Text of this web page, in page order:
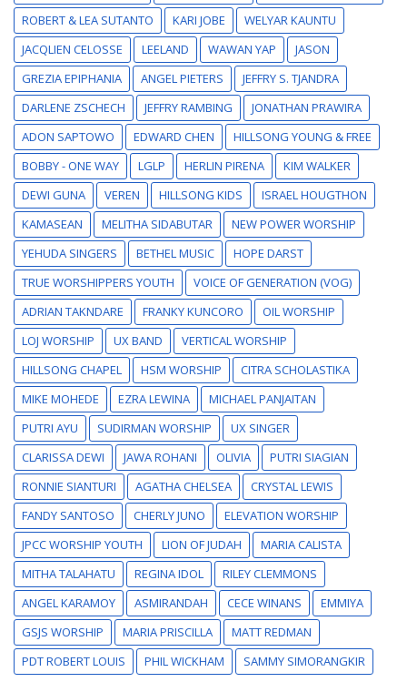
ROBERT & LEA SUTANTO
KARI JOBE
WELYAR KAUNTU
JACQLIEN CELOSSE
LEELAND WAWAN YAP
JASON
GREZIA EPIPHANIA
ANGEL PIETERS
JEFFRY S. TJANDRA
DARLENE ZSCHECH
JEFFRY RAMBING
JONATHAN PRAWIRA
ADON SAPTOWO
EDWARD CHEN
HILLSONG YOUNG & FREE
BOBBY - ONE WAY
LGLP HERLIN PIRENA
KIM WALKER
DEWI GUNA
VEREN HILLSONG KIDS
ISRAEL HOUGTHON
KAMASEAN
MELITHA SIDABUTAR
NEW POWER WORSHIP
YEHUDA SINGERS
BETHEL MUSIC
HOPE DARST
TRUE WORSHIPPERS YOUTH
VOICE OF GENERATION (VOG)
ADRIAN TAKNDARE
FRANKY KUNCORO
OIL WORSHIP
LOJ WORSHIP
UX BAND
VERTICAL WORSHIP
HILLSONG CHAPEL
HSM WORSHIP
CITRA SCHOLASTIKA
MIKE MOHEDE
EZRA LEWINA
MICHAEL PANJAITAN
PUTRI AYU
SUDIRMAN WORSHIP
UX SINGER
CLARISSA DEWI
JAWA ROHANI OLIVIA
PUTRI SIAGIAN
RONNIE SIANTURI
AGATHA CHELSEA
CRYSTAL LEWIS
FANDY SANTOSO
CHERLY JUNO
ELEVATION WORSHIP
JPCC WORSHIP YOUTH
LION OF JUDAH
MARIA CALISTA
MITHA TALAHATU
REGINA IDOL
RILEY CLEMMONS
ANGEL KARAMOY
ASMIRANDAH CECE WINANS
EMMIYA
GSJS WORSHIP
MARIA PRISCILLA
MATT REDMAN
PDT ROBERT LOUIS
PHIL WICKHAM SAMMY SIMORANGKIR